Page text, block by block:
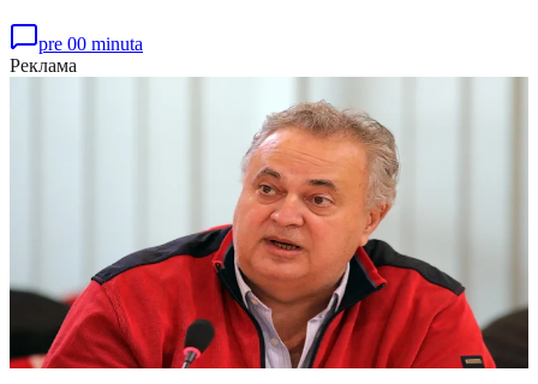
pre 00 minuta
Реклама